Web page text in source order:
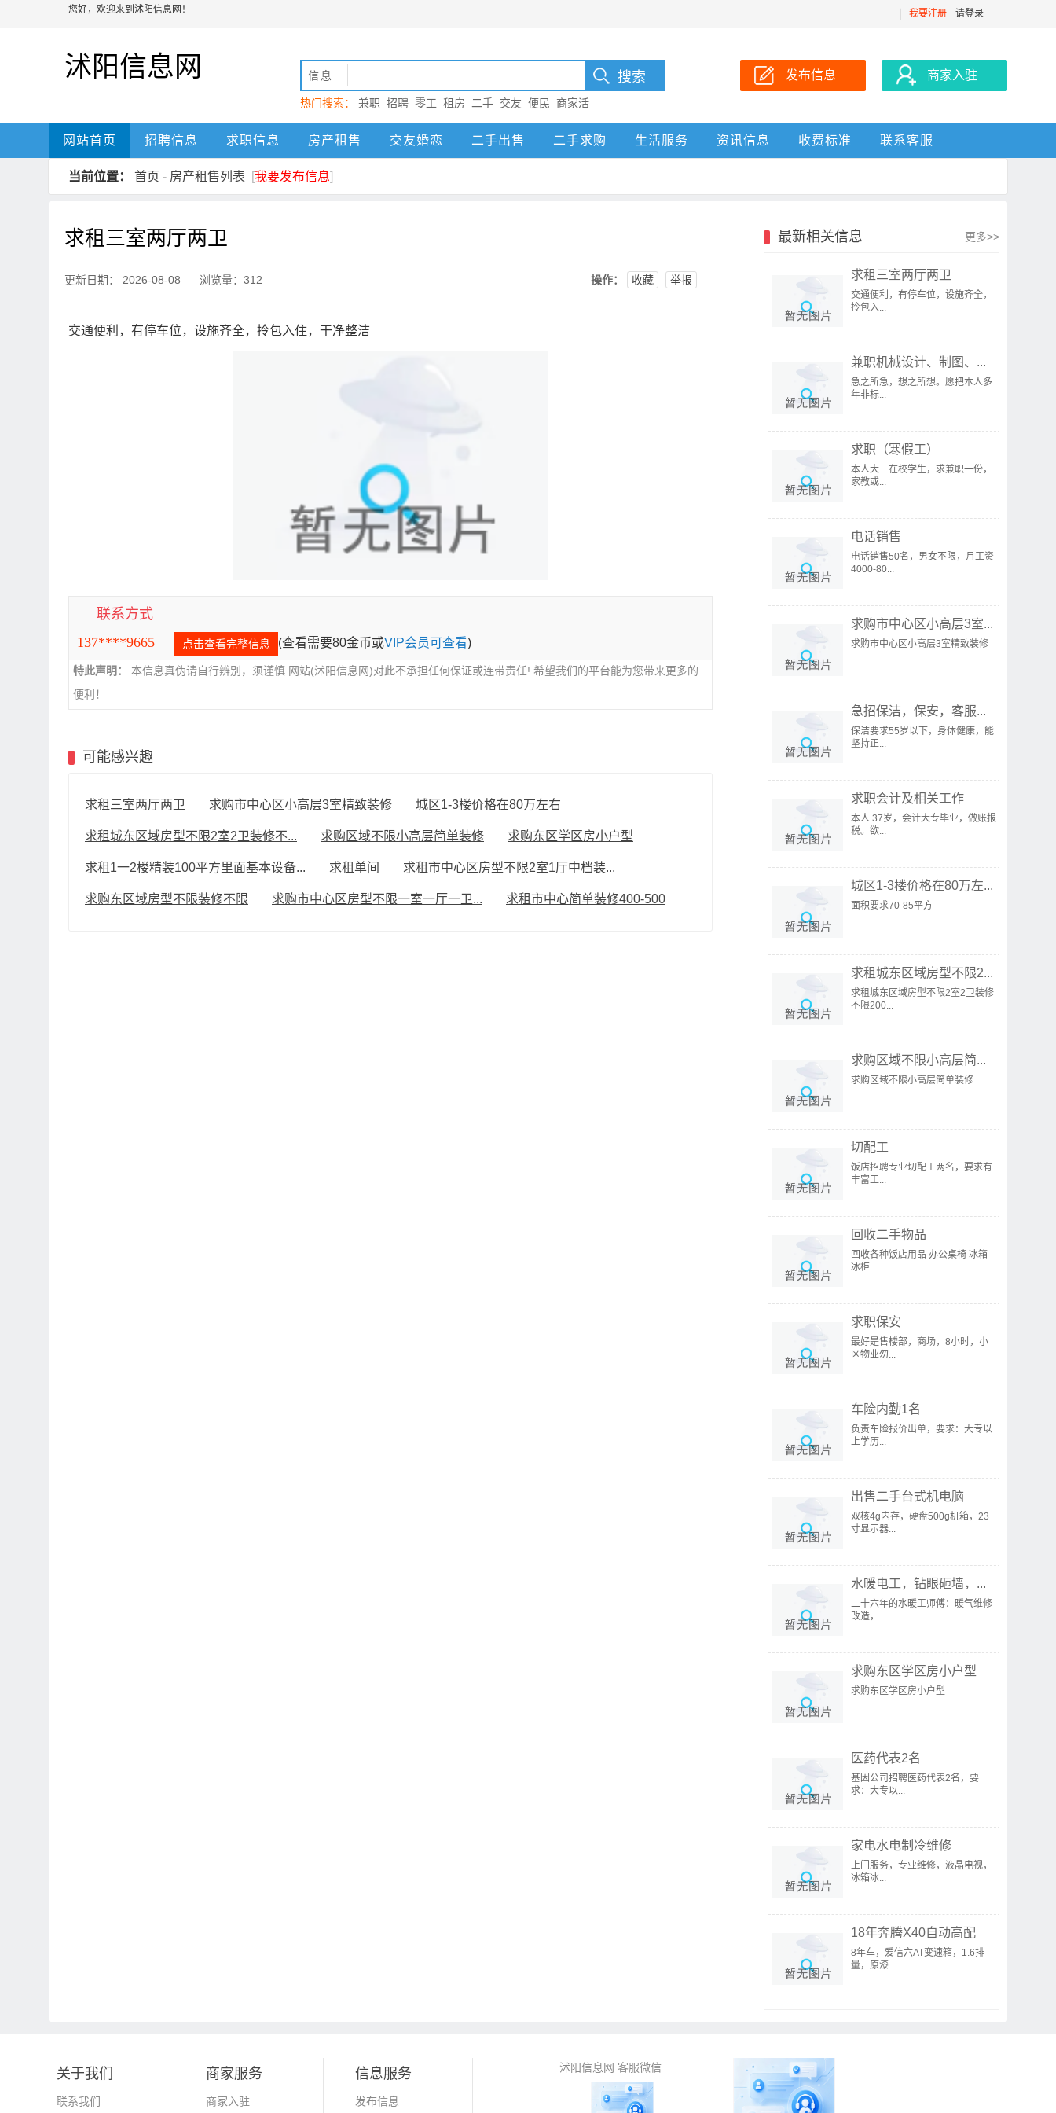
您好，欢迎来到沭阳信息网！ 我要注册 请登录
沭阳信息网 信息
热门搜索： 兼职 招聘 零工 租房 二手 交友 便民
商家活
动 沭阳
发布信息 商家入驻
网站首页 招聘信息 求职信息 房产租售 交友婚恋 二手出售 二手求购 生活服务 资讯信息 收费标准 联系客服
当前位置： 首页 - 房产租售列表 [我要发布信息]
求租三室两厅两卫
更新日期： 2026-08-08 浏览量：312 操作： 收藏 举报
交通便利，有停车位，设施齐全，拎包入住，干净整洁
联系方式
137****9665
点击查看完整信息 (查看需要80金币或VIP会员可查看)
特此声明：
本信息真伪请自行辨别，须谨慎.网站(沭阳信息网)对此不承担任何保证或连带责任! 希望我们的平台能为您带来更多的
便利！
可能感兴趣
求租三室两厅两卫 求购市中心区小高层3室精致装修 城区1-3楼价格在80万左右
求租城东区域房型不限2室2卫装修不... 求购区域不限小高层简单装修 求购东区学区房小户型
求租1一2楼精装100平方里面基本设备... 求租单间 求租市中心区房型不限2室1厅中档装...
求购东区域房型不限装修不限 求购市中心区房型不限一室一厅一卫... 求租市中心简单装修400-500
最新相关信息 更多>>
求租三室两厅两卫
交通便利，有停车位，设施齐全，
拎包入...
兼职机械设计、制图、...
急之所急，想之所想。愿把本人多
年非标...
求职（寒假工）
本人大三在校学生，求兼职一份，
家教或...
电话销售
电话销售50名，男女不限，月工资
4000-80...
求购市中心区小高层3室...
求购市中心区小高层3室精致装修
急招保洁，保安，客服...
保洁要求55岁以下，身体健康，能
坚持正...
求职会计及相关工作
本人 37岁，会计大专毕业，做账报
税。欲...
城区1-3楼价格在80万左...
面积要求70-85平方
求租城东区域房型不限2...
求租城东区域房型不限2室2卫装修
不限200...
求购区域不限小高层简...
求购区域不限小高层简单装修
切配工
饭店招聘专业切配工两名，要求有
丰富工...
回收二手物品
回收各种饭店用品 办公桌椅 冰箱
冰柜 ...
求职保安
最好是售楼部，商场，8小时，小
区物业勿...
车险内勤1名
负责车险报价出单，要求：大专以
上学历...
出售二手台式机电脑
双核4g内存，硬盘500g机箱，23
寸显示器...
水暖电工，钻眼砸墙，...
二十六年的水暖工师傅：暖气维修
改造，...
求购东区学区房小户型
求购东区学区房小户型
医药代表2名
基因公司招聘医药代表2名，要
求：大专以...
家电水电制冷维修
上门服务，专业维修，液晶电视，
冰箱冰...
18年奔腾X40自动高配
8年车，爱信六AT变速箱，1.6排
量，原漆...
关于我们
联系我们
商家服务
商家入驻
信息服务
发布信息
沭阳信息网 客服微信